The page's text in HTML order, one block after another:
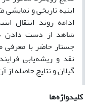
ابنیه تاریخی و
ادامه روند انتقال
شاهد از دست دادن
جستار حاضر با معرفی
نقد و ریشه‌یابی
گیلان و نتایج حاصله
کلیدواژه‌ها